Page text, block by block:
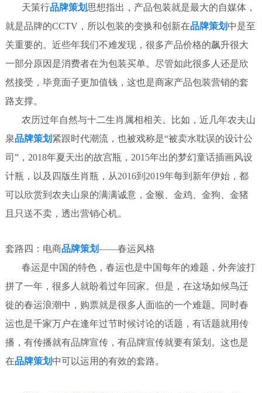
天策行品牌策划 思想指出，产品包装就是最大的自媒体，
就是品牌的CCTV，所以包装的变换和创新在品牌策划 中是至
关重要的。近些年我们不难发现，很多产品价格的飙升很大
一部分原因是消费者在为包装买单。尽管如此很多人还是欣
然接受，毕竟面子更加值钱，这也是商家产品包装营销的套
路支撑。
农历过年自然与十二生肖属相相关。比如，近几年农夫山
泉品牌策划 紧跟时代潮流，也被戏称是“被卖水耽误的设计公
司”，2018年夏天出的故宫瓶，2015年出的梦幻童话插画风设
计瓶，以及四版生肖瓶，从2016到2019年每到新年伊始，都
可以欣赏到农夫山泉的满满诚意，金猴、金鸡、金狗、金猪
且只送不卖，透出营销心机。
套路四：电商品牌策划——春运风格
春运是中国的特色，春运也是中国每年的难题，外奔波打
拼了一年，很多人就盼着过年回家。但是，在这场如候鸟迁
徙的春运浪潮中，购票就是很多人面临的一个难题。同时春
运也是千家万户在逢年过节时候讨论的话题，有话题就用传
播，有传播就有品牌宣传，有品牌宣传就要有策划。这也是
在品牌策划 中可以运用的有效的套路。